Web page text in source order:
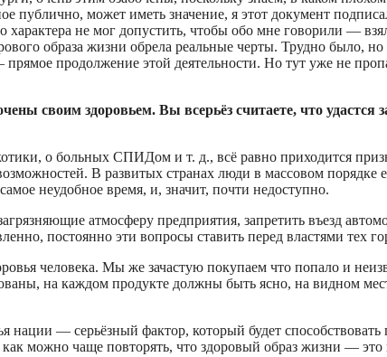
может иметь значение, я этот документ
характера не мог допустить, чтобы обо мне говорили —
образа жизни обрела реальные черты. Трудно было,
продолжение этой деятельности. Но тут уже не
своим здоровьем. Вы всерьёз считаете, что удастся
о больных СПИДом и т. д., всё равно приходится
В развитых странах люди в массовом
неудобное время, и, значит, почти недоступно.
атмосферу предприятия, запретить въезд
постоянно эти вопросы ставить перед властями тех
человека. Мы же зачастую покупаем что попало и
на каждом продукте должны быть ясно, на видном
нации — серьёзный фактор, который будет
можно чаще повторять, что здоровый образ жизни — это